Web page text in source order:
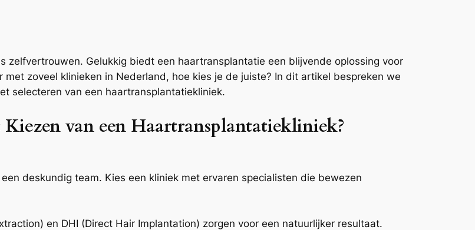
zelfvertrouwen. Gelukkig biedt een haartransplantatie een blijvende oplossing voor
zoveel klinieken in Nederland, hoe kies je de juiste? In dit artikel bespreken we
selecteren van een haartransplantatiekliniek.
van een Haartransplantatiekliniek?
deskundig team. Kies een kliniek met ervaren specialisten die bewezen
en DHI (Direct Hair Implantation) zorgen voor een natuurlijker resultaat.